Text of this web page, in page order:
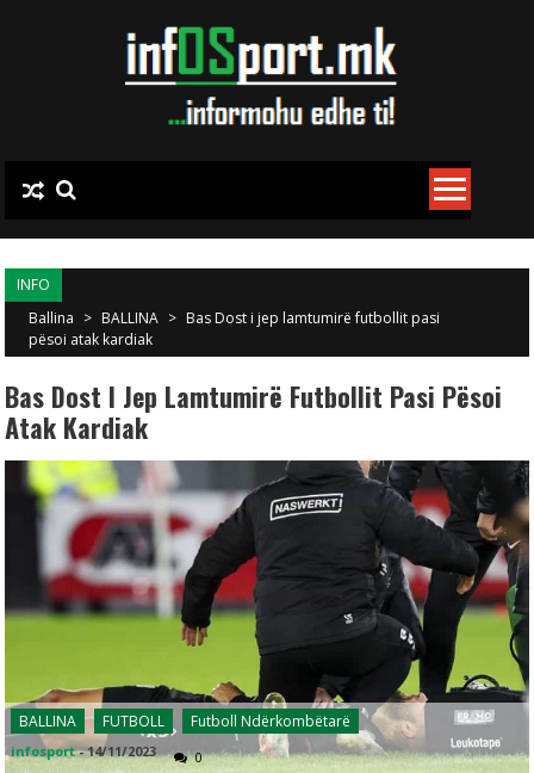
INFO
Ballina > BALLINA > Bas Dost i jep lamtumirë futbollit pasi
pësoi atak kardiak
Bas Dost I Jep Lamtumirë Futbollit Pasi Pësoi
Atak Kardiak
BALLINA FUTBOLL Futboll Ndërkombëtarë
infosport -14/11/2023 0